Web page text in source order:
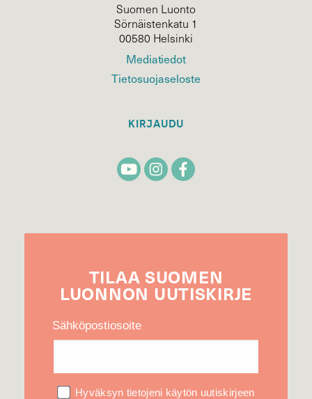
Suomen Luonto
Sörnäistenkatu 1
00580 Helsinki
Mediatiedot
Tietosuojaseloste
KIRJAUDU
TILAA SUOMEN
LUONNON UUTIS­KIRJE
Sähköpostiosoite
Hyväksyn tietojeni käytön uutiskirjeen